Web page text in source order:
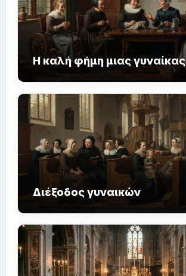
Η καλή φήμη μιας γυναίκας
Διέξοδος γυναικών